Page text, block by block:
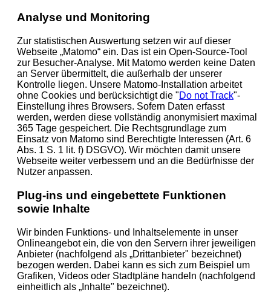
Analyse und Monitoring
Zur statistischen Auswertung setzen wir auf dieser
Webseite „Matomo“ ein. Das ist ein Open-Source-Tool
zur Besucher-Analyse. Mit Matomo werden keine Daten
an Server übermittelt, die außerhalb der unserer
Kontrolle liegen. Unsere Matomo-Installation arbeitet
ohne Cookies und berücksichtigt die "Do not Track"-
Einstellung ihres Browsers. Sofern Daten erfasst
werden, werden diese vollständig anonymisiert maximal
365 Tage gespeichert. Die Rechtsgrundlage zum
Einsatz von Matomo sind Berechtigte Interessen (Art. 6
Abs. 1 S. 1 lit. f) DSGVO). Wir möchten damit unsere
Webseite weiter verbessern und an die Bedürfnisse der
Nutzer anpassen.
Plug-ins und eingebettete Funktionen
sowie Inhalte
Wir binden Funktions- und Inhaltselemente in unser
Onlineangebot ein, die von den Servern ihrer jeweiligen
Anbieter (nachfolgend als „Drittanbieter" bezeichnet)
bezogen werden. Dabei kann es sich zum Beispiel um
Grafiken, Videos oder Stadtpläne handeln (nachfolgend
einheitlich als „Inhalte" bezeichnet).